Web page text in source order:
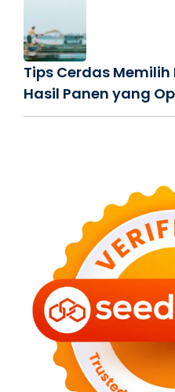
Tips Cerdas
Hasil Panen yang